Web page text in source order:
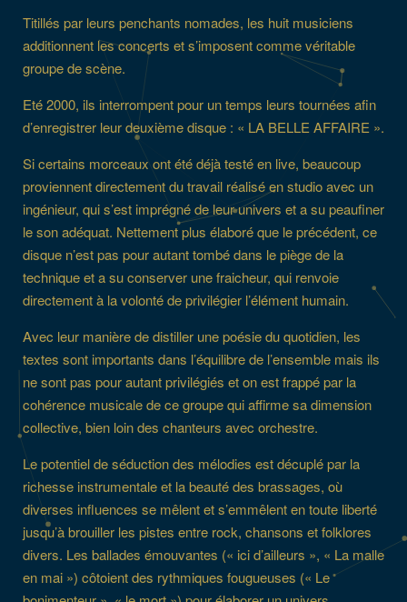
Titillés par leurs penchants nomades, les huit musiciens
additionnent les concerts et s’imposent comme véritable
groupe de scène.
Eté 2000, ils interrompent pour un temps leurs tournées afin
d’enregistrer leur deuxième disque : « LA BELLE AFFAIRE ».
Si certains morceaux ont été déjà testé en live, beaucoup
proviennent directement du travail réalisé en studio avec un
ingénieur, qui s’est imprégné de leur univers et a su peaufiner
le son adéquat. Nettement plus élaboré que le précédent, ce
disque n’est pas pour autant tombé dans le piège de la
technique et a su conserver une fraicheur, qui renvoie
directement à la volonté de privilégier l’élément humain.
Avec leur manière de distiller une poésie du quotidien, les
textes sont importants dans l’équilibre de l’ensemble mais ils
ne sont pas pour autant privilégiés et on est frappé par la
cohérence musicale de ce groupe qui affirme sa dimension
collective, bien loin des chanteurs avec orchestre.
Le potentiel de séduction des mélodies est décuplé par la
richesse instrumentale et la beauté des brassages, où
diverses influences se mêlent et s’emmêlent en toute liberté
jusqu’à brouiller les pistes entre rock, chansons et folklores
divers. Les ballades émouvantes (« ici d’ailleurs », « La malle
en mai ») côtoient des rythmiques fougueuses (« Le